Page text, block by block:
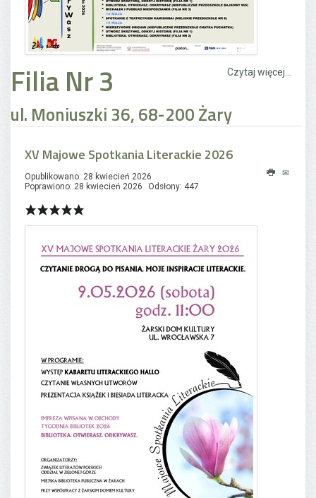
Filia Nr 3
ul. Moniuszki 36, 68-200 Żary
Czytaj więcej...
XV Majowe Spotkania Literackie 2026
Opublikowano: 28 kwiecień 2026
Poprawiono: 28 kwiecień 2026
Odsłony: 447